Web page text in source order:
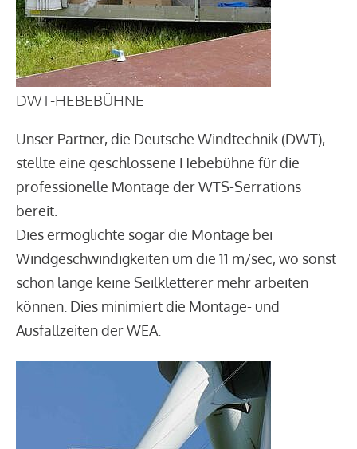
DWT-HEBEBÜHNE
Unser Partner, die Deutsche Windtechnik (DWT),
stellte eine geschlossene Hebebühne für die
professionelle Montage der WTS-Serrations
bereit.
Dies ermöglichte sogar die Montage bei
Windgeschwindigkeiten um die 11 m/sec, wo sonst
schon lange keine Seilkletterer mehr arbeiten
können. Dies minimiert die Montage- und
Ausfallzeiten der WEA.